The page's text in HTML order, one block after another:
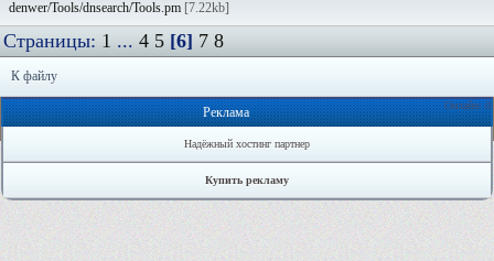
denwer/Tools/dnsearch/Tools.pm [7.22kb]
Страницы: 1 ... 4 5 [6] 7 8
К файлу
Онлайн: 0
Реклама
Надёжный хостинг партнер
Купить рекламу